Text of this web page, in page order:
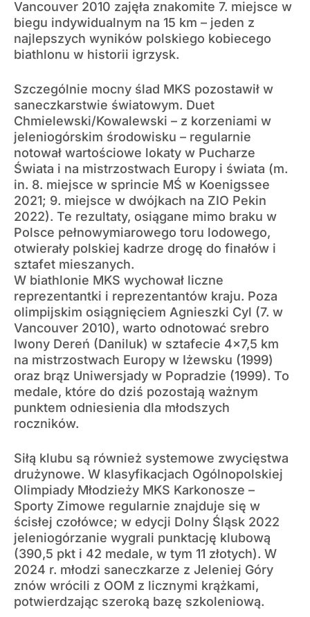
Vancouver 2010 zajęła znakomite 7. miejsce w
biegu indywidualnym na 15 km – jeden z
najlepszych wyników polskiego kobiecego
biathlonu w historii igrzysk.
Szczególnie mocny ślad MKS pozostawił w
saneczkarstwie światowym. Duet
Chmielewski/Kowalewski – z korzeniami w
jeleniogórskim środowisku – regularnie
notował wartościowe lokaty w Pucharze
Świata i na mistrzostwach Europy i świata (m.
in. 8. miejsce w sprincie MŚ w Koenigssee
2021; 9. miejsce w dwójkach na ZIO Pekin
2022). Te rezultaty, osiągane mimo braku w
Polsce pełnowymiarowego toru lodowego,
otwierały polskiej kadrze drogę do finałów i
sztafet mieszanych.
W biathlonie MKS wychował liczne
reprezentantki i reprezentantów kraju. Poza
olimpijskim osiągnięciem Agnieszki Cyl (7. w
Vancouver 2010), warto odnotować srebro
Iwony Dereń (Daniluk) w sztafecie 4×7,5 km
na mistrzostwach Europy w Iżewsku (1999)
oraz brąz Uniwersjady w Popradzie (1999). To
medale, które do dziś pozostają ważnym
punktem odniesienia dla młodszych
roczników.
Siłą klubu są również systemowe zwycięstwa
drużynowe. W klasyfikacjach Ogólnopolskiej
Olimpiady Młodzieży MKS Karkonosze –
Sporty Zimowe regularnie znajduje się w
ścisłej czołówce; w edycji Dolny Śląsk 2022
jeleniogórzanie wygrali punktację klubową
(390,5 pkt i 42 medale, w tym 11 złotych). W
2024 r. młodzi saneczkarze z Jeleniej Góry
znów wrócili z OOM z licznymi krążkami,
potwierdzając szeroką bazę szkoleniową.